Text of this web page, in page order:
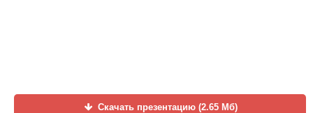
Скачать презентацию (2.65 Мб)